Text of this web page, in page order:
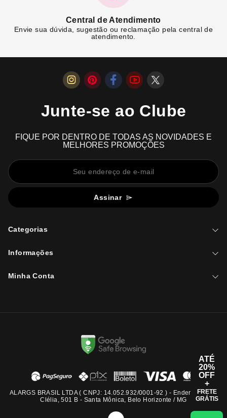
Central de Atendimento
Envie sua dúvida, sugestão ou reclamação pela central de
atendimento.
Junte-se ao Clube
FIQUE POR DENTRO DE TODAS AS NOVIDADES E
MELHORES PROMOÇÕES
Assinar
Categorias
Informações
Minha Conta
ALARGS BRASIL LTDA ( CNPJ: 14.052.932/0001-92 ) - Endereço: Rua
Clélia, 501 B - Santa Mônica, Belo Horizonte / MG
ATÉ
20%
OFF
+
FRETE
GRÁTIS